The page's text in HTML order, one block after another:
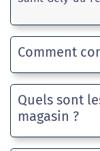
Comment
Quels sont
magasin ?